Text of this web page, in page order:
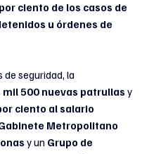
ciento de los casos de
u órdenes de
seguridad, la
mil 500 nuevas patrullas y
ciento al salario
Metropolitano
y un Grupo de